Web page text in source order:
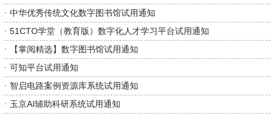
中华优秀传统文化数字图书馆试用通知
51CTO学堂（教育版）数字化人才学习平台试用通知
【掌阅精选】数字图书馆试用通知
可知平台试用通知
智启电路案例资源库系统试用通知
玉京AI辅助科研系统试用通知